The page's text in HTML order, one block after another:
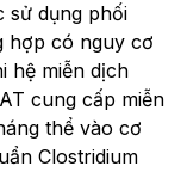
sử dụng phối
hợp có nguy cơ
hệ miễn dịch
cung cấp miễn
thể vào cơ
Clostridium